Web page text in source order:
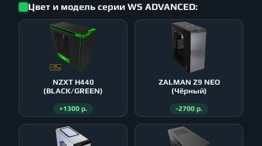
Цвет и модель серии WS ADVANCED:
NZXT H440
(BLACK/GREEN)
+1300 р.
ZALMAN Z9 NEO
(Чёрный)
-2700 р.